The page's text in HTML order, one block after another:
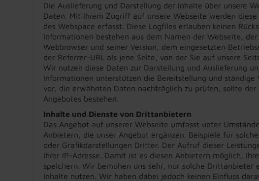
Die Auslieferung und Darstellung der Inhalte über unsere
Daten. Mit Ihrem Zugriff auf unsere Webseite werden
des Webspace erfasst. Diese Logfiles erlauben keinen
Informationen bestehen aus dem Namen der Webseite,
Webbrowser und seiner Version, dem eingesetzten
der Referrer-URL als jene Seite, von der Sie auf unsere
Wir nutzen diese Daten zur Darstellung und Auslieferung
Informationen unterstützen die Bereitstellung und ständige
vor, die erwähnten Daten nachträglich zu prüfen, sollte
Angebotes bestehen.
Inhalte und Dienste von Drittanbietern
Das Angebot auf unserer Webseite umfasst unter
Anbietern, die unser Angebot ergänzen. Beispiele für
oder Grafikdarstellungen Dritter. Der Aufruf dieser
Ihrer IP-Adresse. Damit ist es diesen Anbietern möglich,
speichern. Wir bemühen uns sehr, nur solche Drittanbieter
Inhalte nutzen. Wir haben dabei jedoch keinen Einfluss